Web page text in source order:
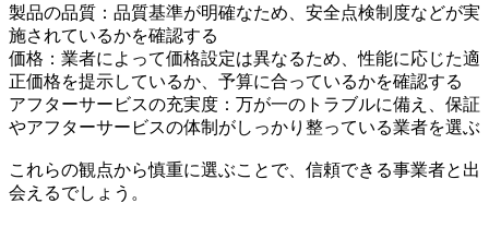
製品の品質：品質基準が明確なため、安全点検制度などが実
施されているかを確認する
価格：業者によって価格設定は異なるため、性能に応じた適
正価格を提示しているか、予算に合っているかを確認する
アフターサービスの充実度：万が一のトラブルに備え、保証
やアフターサービスの体制がしっかり整っている業者を選ぶ
これらの観点から慎重に選ぶことで、信頼できる事業者と出
会えるでしょう。